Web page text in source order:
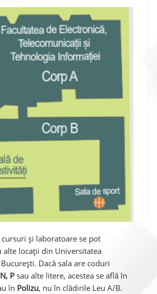
cursuri și laboratoare se pot
alte locații din Universitatea
București. Dacă sala are coduri
P sau alte litere, acestea se află în
în Polizu, nu în clădirile Leu A/B.